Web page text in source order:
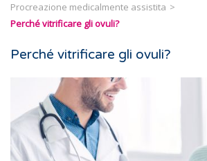
Procreazione medicalmente assistita
Perché vitrificare gli ovuli?
Perché vitrificare gli ovuli?